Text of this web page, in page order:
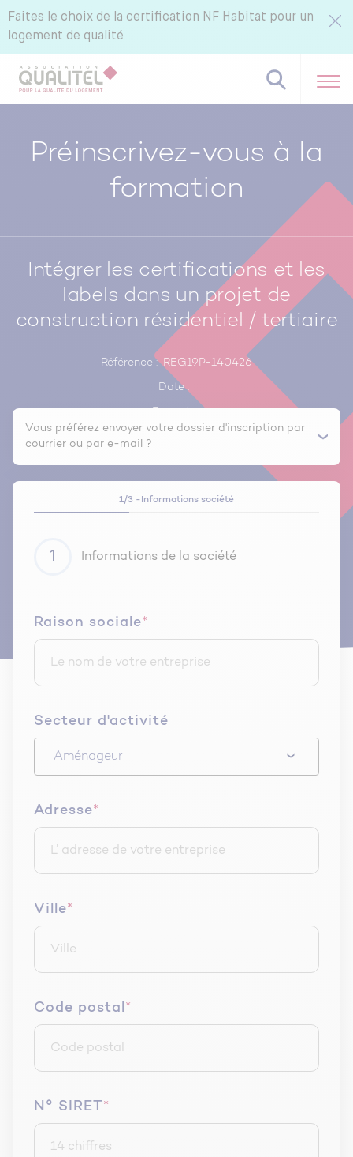
Faites le choix de la certification NF Habitat pour un
logement de qualité
Référentiels NF Habitat - NF Habitat HQE
Pourquoi certifier avec CERQUAL ?
Préinscrivez-vous à la
formation
Intégrer les certifications et les
labels dans un projet de
construction résidentiel / tertiaire
Référence : REG19P-140426
Date :
Vous préférez envoyer votre dossier d'inscription par
courrier ou par e-mail ?
1/3 - Informations société
1 Informations de la société
Raison sociale*
Secteur d'activité
Adresse*
Ville*
Code postal *
N° SIRET *